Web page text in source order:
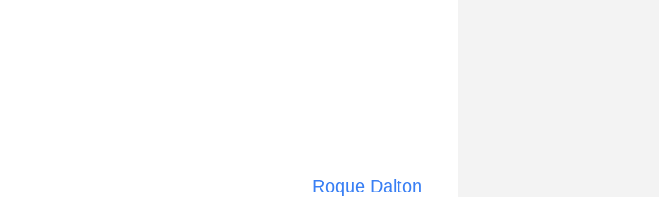
Roque Dalton